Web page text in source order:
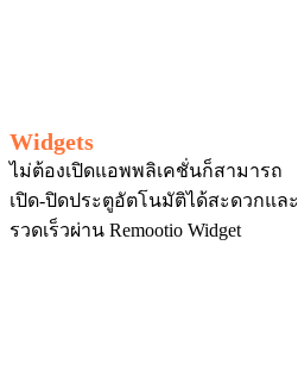
Widgets
ไม่ต้องเปิดแอพพลิเคชั่นก็สามารถ
เปิด-ปิดประตูอัตโนมัติได้สะดวกและ
รวดเร็วผ่าน Remootio Widget